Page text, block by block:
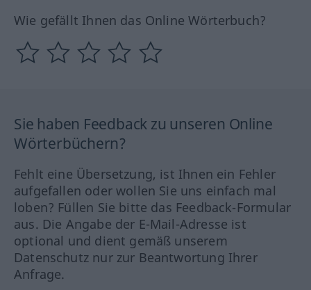
Wie gefällt Ihnen das Online Wörterbuch?
Sie haben Feedback zu unseren Online
Wörterbüchern?
Fehlt eine Übersetzung, ist Ihnen ein Fehler
aufgefallen oder wollen Sie uns einfach mal
loben? Füllen Sie bitte das Feedback-Formular
aus. Die Angabe der E-Mail-Adresse ist
optional und dient gemäß unserem
Datenschutz nur zur Beantwortung Ihrer
Anfrage.